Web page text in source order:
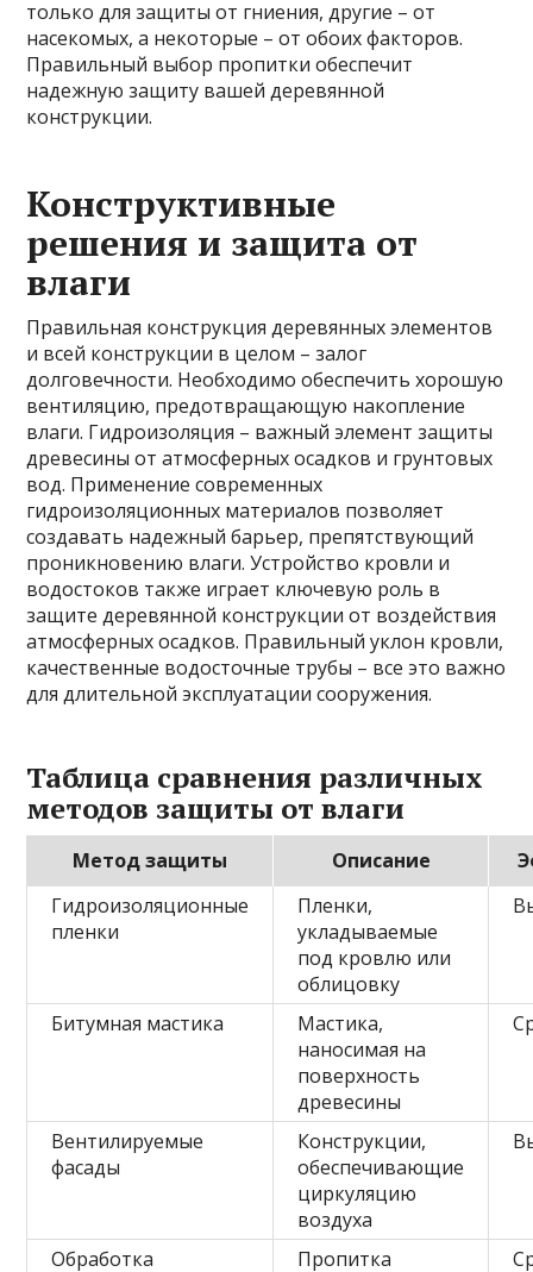
только для защиты от гниения, другие – от
насекомых, а некоторые – от обоих факторов.
Правильный выбор пропитки обеспечит
надежную защиту вашей деревянной
конструкции.
Конструктивные
решения и защита от
влаги
Правильная конструкция деревянных элементов
и всей конструкции в целом – залог
долговечности. Необходимо обеспечить хорошую
вентиляцию, предотвращающую накопление
влаги. Гидроизоляция – важный элемент защиты
древесины от атмосферных осадков и грунтовых
вод. Применение современных
гидроизоляционных материалов позволяет
создавать надежный барьер, препятствующий
проникновению влаги. Устройство кровли и
водостоков также играет ключевую роль в
защите деревянной конструкции от воздействия
атмосферных осадков. Правильный уклон кровли,
качественные водосточные трубы – все это важно
для длительной эксплуатации сооружения.
Таблица сравнения различных
методов защиты от влаги
Метод защиты Описание
Гидроизоляционные
пленки
Пленки,
укладываемые
под кровлю или
облицовку
Битумная мастика
Мастика,
наносимая на
поверхность
древесины
Вентилируемые
фасады
Конструкции,
обеспечивающие
циркуляцию
воздуха
Обработка
Пропитка